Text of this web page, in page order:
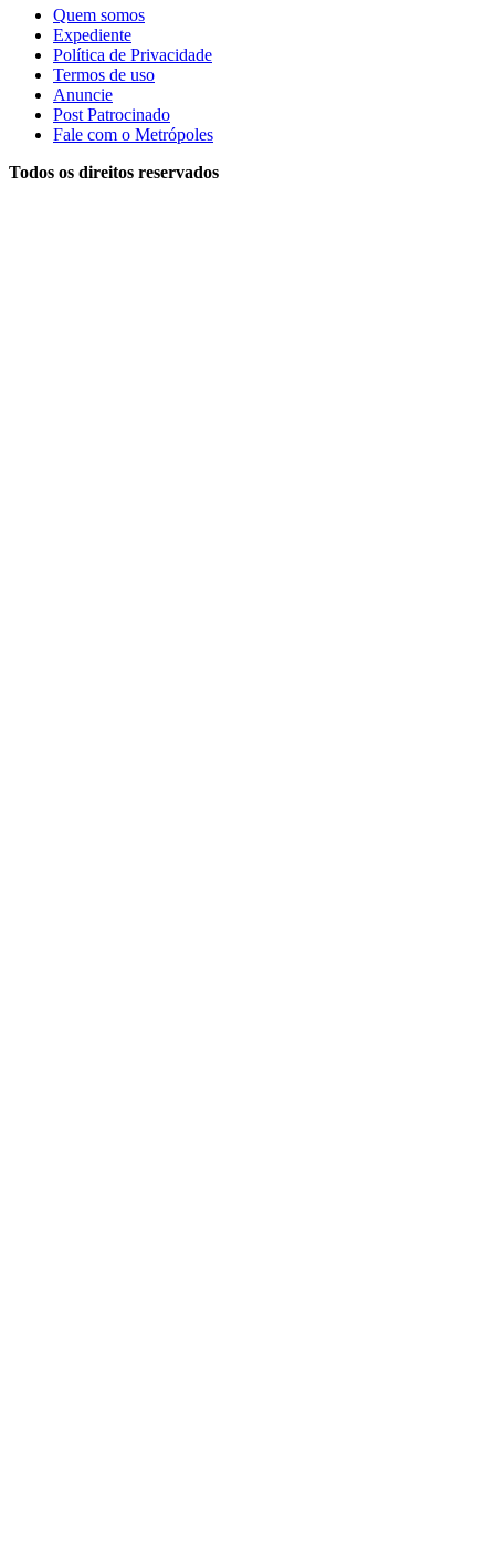
Quem somos
Expediente
Política de Privacidade
Termos de uso
Anuncie
Post Patrocinado
Fale com o Metrópoles
Todos os direitos reservados